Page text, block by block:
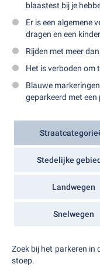
blaastest bij je
Er is een algemene
dragen en een
Rijden met meer
Het is verboden om
Blauwe
geparkeerd met
Stedelijke
Landwegen
Snelwegen
Zoek bij het parkeren in
stoep.